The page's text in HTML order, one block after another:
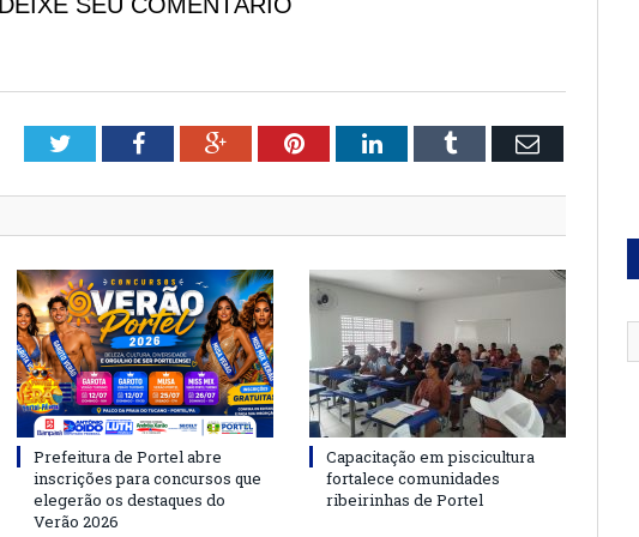
TwitterFacebookGoogle+PinterestLinkedInTumblr Email
Prefeitura de Portel abre
inscrições para concursos que
elegerão os destaques do
Verão 2026
Capacitação em piscicultura
fortalece comunidades
ribeirinhas de Portel